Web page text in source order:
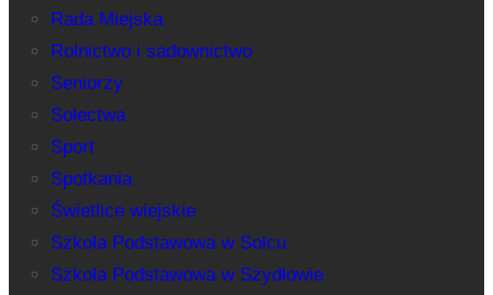
Rada Miejska
Rolnictwo i sadownictwo
Seniorzy
Sołectwa
Sport
Spotkania
Świetlice wiejskie
Szkoła Podstawowa w Solcu
Szkoła Podstawowa w Szydłowie